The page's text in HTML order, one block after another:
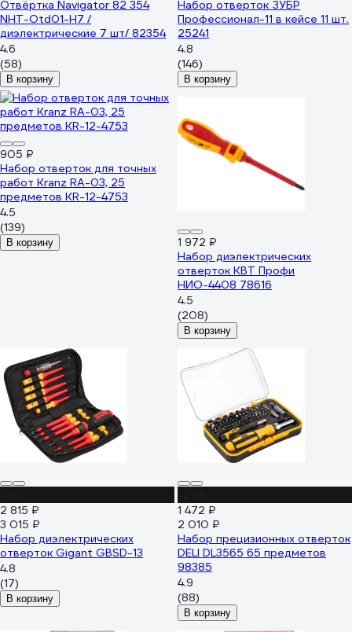
Отвёртка Navigator 82 354
NHT-Otd01-H7 /
диэлектрические 7 шт/ 82354
4.6
(58)
В корзину
Набор отверток ЗУБР
Профессионал-11 в кейсе 11 шт.
25241
4.8
(146)
В корзину
905 ₽
Набор отверток для точных
работ Kranz RA-03, 25
предметов KR-12-4753
4.5
(139)
В корзину
1 972 ₽
Набор диэлектрических
отверток КВТ Профи
НИО-4408 78616
4.5
(208)
В корзину
2 815 ₽
3 015 ₽
Набор диэлектрических
отверток Gigant GBSD-13
4.8
(17)
В корзину
1 472 ₽
2 010 ₽
Набор прецизионных отверток
DELI DL3565 65 предметов
98385
4.9
(88)
В корзину